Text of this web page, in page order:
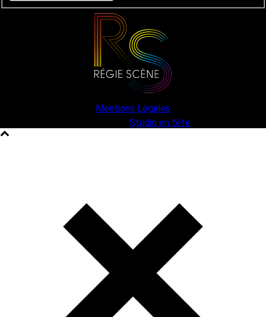
Mentions Légales
Studio en tête